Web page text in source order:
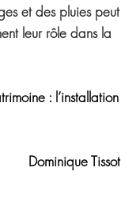
et des pluies peut
leur rôle dans la
: l’installation
Dominique Tissot